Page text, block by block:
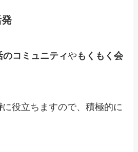
のコミュニティや もくもく会
に役立ちますので、積極的に